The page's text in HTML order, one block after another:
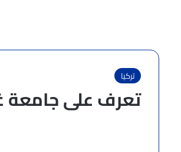
تركيا
تعرف على جامعة